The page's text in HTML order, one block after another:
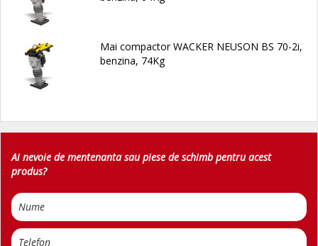
Mai compactor WACKER NEUSON BS 70-2i,
benzina, 74Kg
Ai nevoie de mentenanta sau piese de schimb pentru acest
produs?